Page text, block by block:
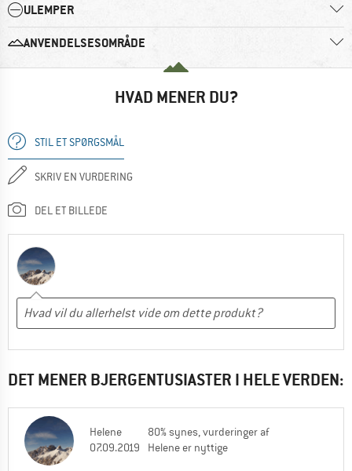
ULEMPER
ANVENDELSESOMRÅDE
HVAD MENER DU?
STIL ET SPØRGSMÅL
SKRIV EN VURDERING
DEL ET BILLEDE
DET MENER BJERGENTUSIASTER I HELE VERDEN:
Helene
07.09.2019
80% synes, vurderinger af
Helene er nyttige